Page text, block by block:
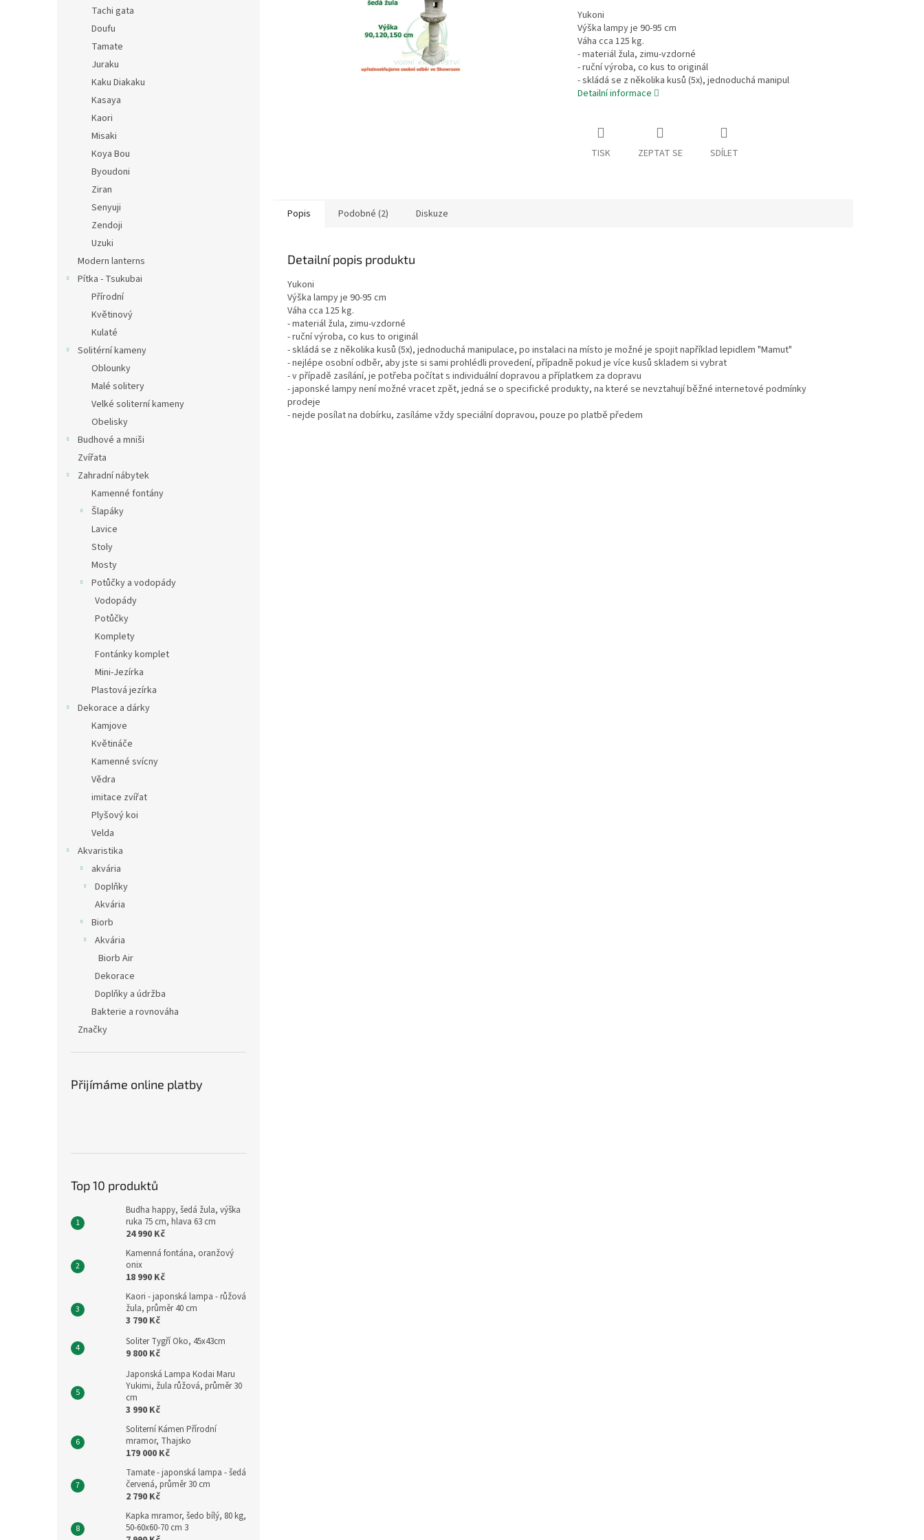
Tachi gata
Doufu
Tamate
Juraku
Kaku Diakaku
Kasaya
Kaori
Misaki
Koya Bou
Byoudoni
Ziran
Senyuji
Zendoji
Uzuki
Modern lanterns
Pítka - Tsukubai
Přírodní
Květinový
Kulaté
Solitérní kameny
Oblounky
Malé solitery
Velké soliterní kameny
Obelisky
Budhové a mniši
Zvířata
Zahradní nábytek
Kamenné fontány
Šlapáky
Lavice
Stoly
Mosty
Potůčky a vodopády
Vodopády
Potůčky
Komplety
Fontánky komplet
Mini-Jezírka
Plastová jezírka
Dekorace a dárky
Kamjove
Květináče
Kamenné svícny
Vědra
imitace zvířat
Plyšový koi
Velda
Akvaristika
akvária
Doplňky
Akvária
Biorb
Akvária
Biorb Air
Dekorace
Doplňky a údržba
Bakterie a rovnováha
Značky
Přijímáme online platby
Top 10 produktů
Budha happy, šedá žula, výška
ruka 75 cm, hlava 63 cm
24 990 Kč
Kamenná fontána, oranžový
onix
18 990 Kč
Kaori - japonská lampa - růžová
žula, průměr 40 cm
3 790 Kč
Soliter Tygří Oko, 45x43cm
9 800 Kč
Japonská Lampa Kodai Maru
Yukimi, žula růžová, průměr 30
cm
3 990 Kč
Soliterní Kámen Přírodní
mramor, Thajsko
179 000 Kč
Tamate - japonská lampa - šedá
červená, průměr 30 cm
2 790 Kč
Kapka mramor, šedo bílý, 80 kg,
50-60x60-70 cm 3
Yukoni
Výška lampy je 90-95 cm
Váha cca 125 kg.
- materiál žula, zimu-vzdorné
- ruční výroba, co kus to originál
- skládá se z několika kusů (5x), jednoduchá manipul
Detailní informace
TISK ZEPTAT SE SDÍLET
Popis Podobné (2) Diskuze
Detailní popis produktu
Yukoni
Výška lampy je 90-95 cm
Váha cca 125 kg.
- materiál žula, zimu-vzdorné
- ruční výroba, co kus to originál
- skládá se z několika kusů (5x), jednoduchá manipulace, po instalaci na místo je možné je spojit například lepidlem "Mamut"
- nejlépe osobní odběr, aby jste si sami prohlédli provedení, případně pokud je více kusů skladem si vybrat
- v případě zasílání, je potřeba počítat s individuální dopravou a příplatkem za dopravu
- japonské lampy není možné vracet zpět, jedná se o specifické produkty, na které se nevztahují běžné internetové podmínky
prodeje
- nejde posílat na dobírku, zasíláme vždy speciální dopravou, pouze po platbě předem